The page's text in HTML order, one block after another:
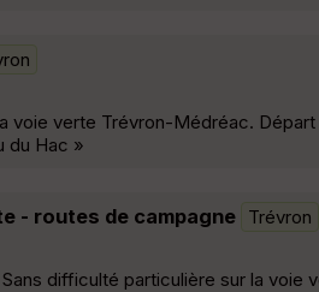
voie verte Trévron-Médréac.
du Hac »
- routes de campagne Trévron
difficulté particulière sur la